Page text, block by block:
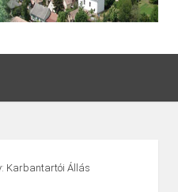
Karbantartói Állás